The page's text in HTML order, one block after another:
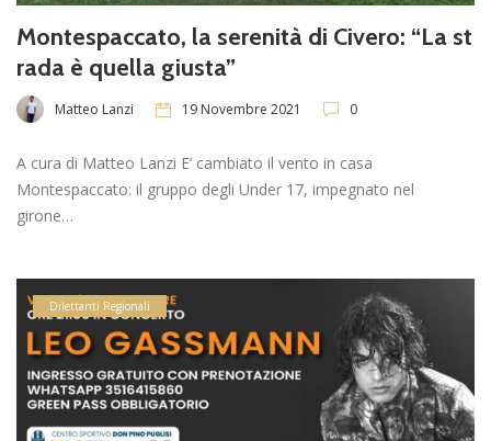
Montespaccato, la serenità di Civero: “La st
rada è quella giusta”
Matteo Lanzi 19 Novembre 2021 0
A cura di Matteo Lanzi E’ cambiato il vento in casa
Montespaccato: il gruppo degli Under 17, impegnato nel
girone…
Dilettanti Regionali